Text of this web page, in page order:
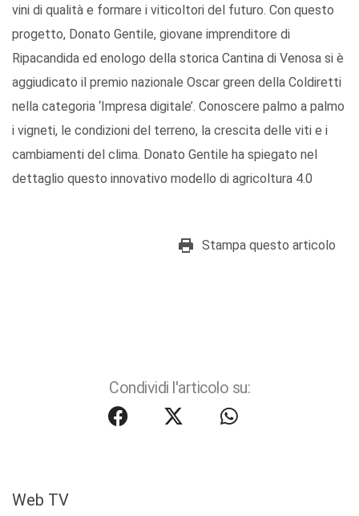
vini di qualità e formare i viticoltori del futuro. Con questo
progetto, Donato Gentile, giovane imprenditore di
Ripacandida ed enologo della storica Cantina di Venosa si è
aggiudicato il premio nazionale Oscar green della Coldiretti
nella categoria ‘Impresa digitale’. Conoscere palmo a palmo
i vigneti, le condizioni del terreno, la crescita delle viti e i
cambiamenti del clima. Donato Gentile ha spiegato nel
dettaglio questo innovativo modello di agricoltura 4.0
Stampa questo articolo
Condividi l'articolo su:
Web TV